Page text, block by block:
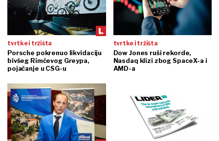
tvrtke i tržišta
Porsche pokrenuo likvidaciju
bivšeg Rimčevog Greypa,
pojačanje u CSG-u
tvrtke i tržišta
Dow Jones ruši rekorde,
Nasdaq klizi zbog SpaceX-a i
AMD-a